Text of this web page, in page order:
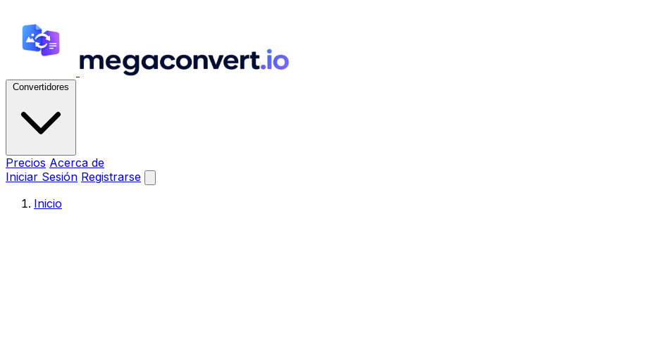
Convertidores
Precios Acerca de
Iniciar Sesión Registrarse
Inicio